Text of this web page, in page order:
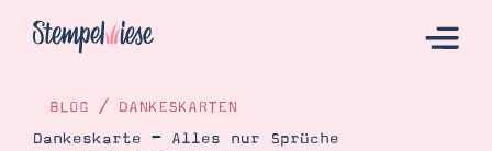
BLOG / DANKESKARTEN
Dankeskarte – Alles nur Sprüche